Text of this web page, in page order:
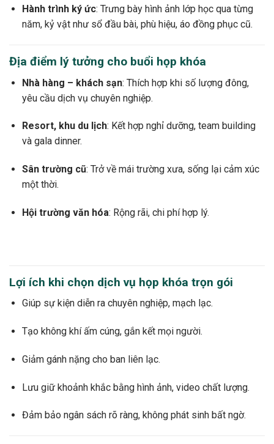
Hành trình ký ức: Trưng bày hình ảnh lớp học qua từng
năm, kỷ vật như sổ đầu bài, phù hiệu, áo đồng phục cũ.
Địa điểm lý tưởng cho buổi họp khóa
Nhà hàng – khách sạn: Thích hợp khi số lượng đông,
yêu cầu dịch vụ chuyên nghiệp.
Resort, khu du lịch: Kết hợp nghỉ dưỡng, team building
và gala dinner.
Sân trường cũ: Trở về mái trường xưa, sống lại cảm xúc
một thời.
Hội trường văn hóa: Rộng rãi, chi phí hợp lý.
Lợi ích khi chọn dịch vụ họp khóa trọn gói
Giúp sự kiện diễn ra chuyên nghiệp, mạch lạc.
Tạo không khí ấm cúng, gắn kết mọi người.
Giảm gánh nặng cho ban liên lạc.
Lưu giữ khoảnh khắc bằng hình ảnh, video chất lượng.
Đảm bảo ngân sách rõ ràng, không phát sinh bất ngờ.